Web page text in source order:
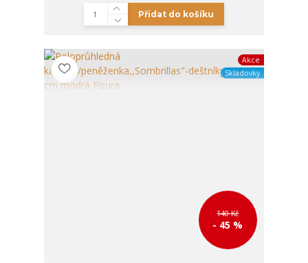
Přidat do košíku
Akce
Skladovky
140 Kč
- 45 %